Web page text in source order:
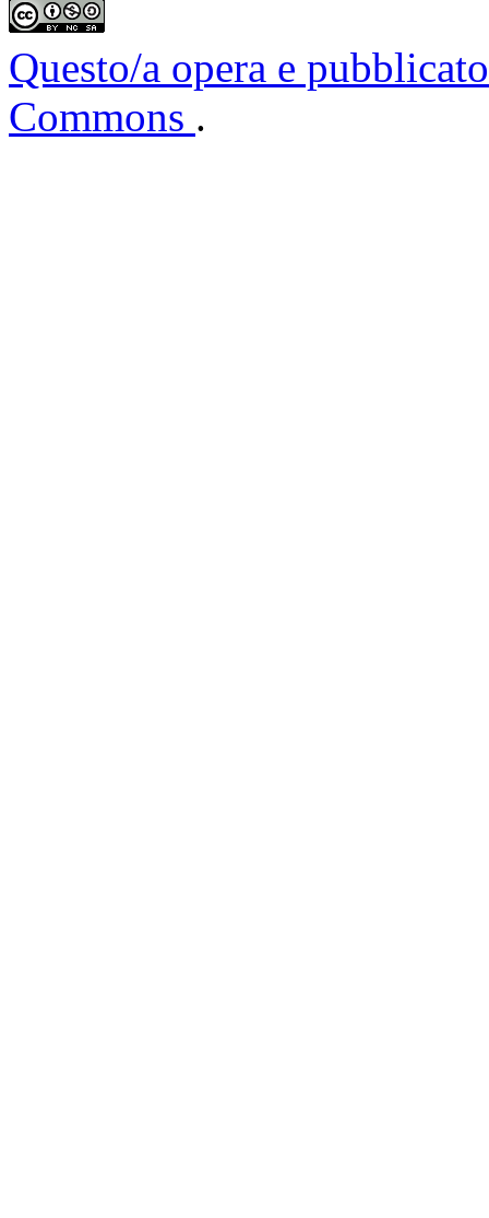
Questo/a opera e
Commons .